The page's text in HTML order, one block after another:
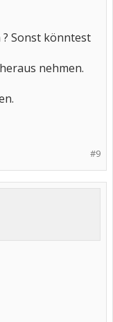
Sonst könntest
nehmen.
#9